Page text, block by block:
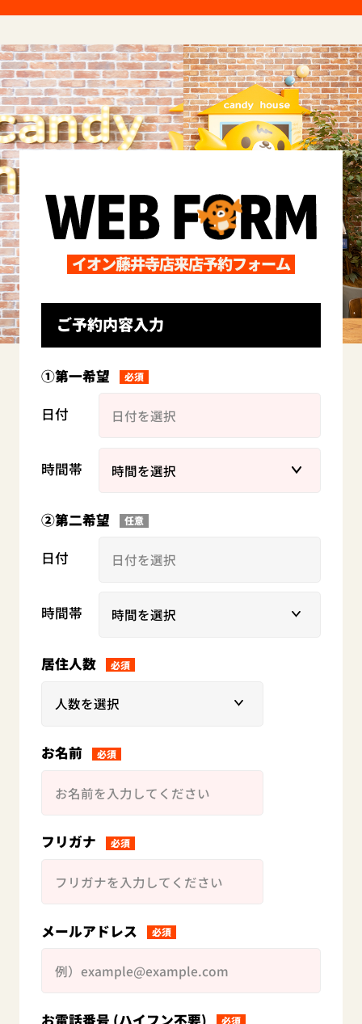
イオン藤井寺店来店予約フォーム
ご予約内容入力
①第一希望 必須
日付
時間帯
②第二希望 任意
日付
時間帯
居住人数 必須
お名前 必須
フリガナ 必須
メールアドレス 必須
お電話番号 (ハイフン不要) 必須